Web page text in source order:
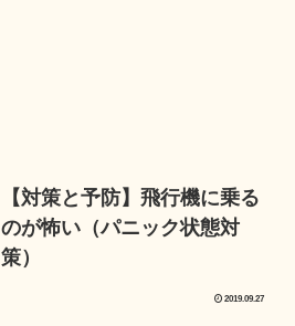
【対策と予防】飛行機に乗る
のが怖い（パニック状態対
策）
2019.09.27